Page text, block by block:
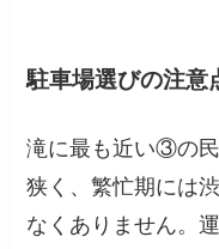
駐車場選びの注意
滝に最も近い③の
狭く、繁忙期には
なくありません。